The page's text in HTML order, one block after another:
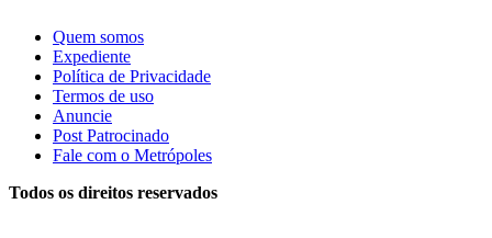
Quem somos
Expediente
Política de Privacidade
Termos de uso
Anuncie
Post Patrocinado
Fale com o Metrópoles
Todos os direitos reservados